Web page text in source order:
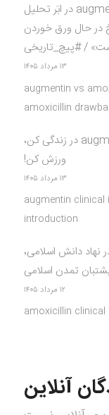
درابَر تحلیل
در حال ورق خوردن
/ #پیچ_تاریخی
۱۳ مرداد ۱۴۰۵
augmentin vs
amoxicillin
در زندگی کن،
ورزش کن!
۱۳ مرداد ۱۴۰۵
augmentin
introduction
نهاد دانش اسلامی،
تمدن اسلامی
۱۲ مرداد ۱۴۰۵
amoxicillin
آنلاین